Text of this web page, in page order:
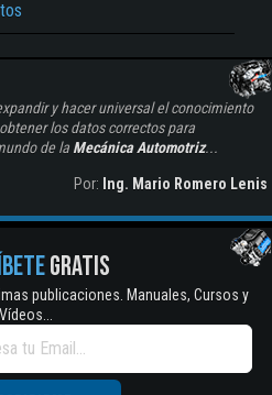
y hacer universal el conocimiento
los datos correctos para
de la Mecánica Automotriz...
Por: Ing. Mario Romero Lenis
GRATIS
publicaciones. Manuales, Cursos y
Vídeos...